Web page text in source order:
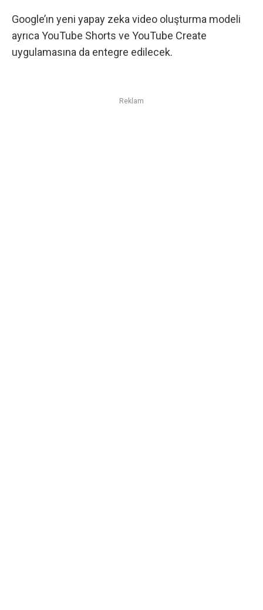
Google’ın yeni yapay zeka video oluşturma modeli
ayrıca YouTube Shorts ve YouTube Create
uygulamasına da entegre edilecek.
Reklam